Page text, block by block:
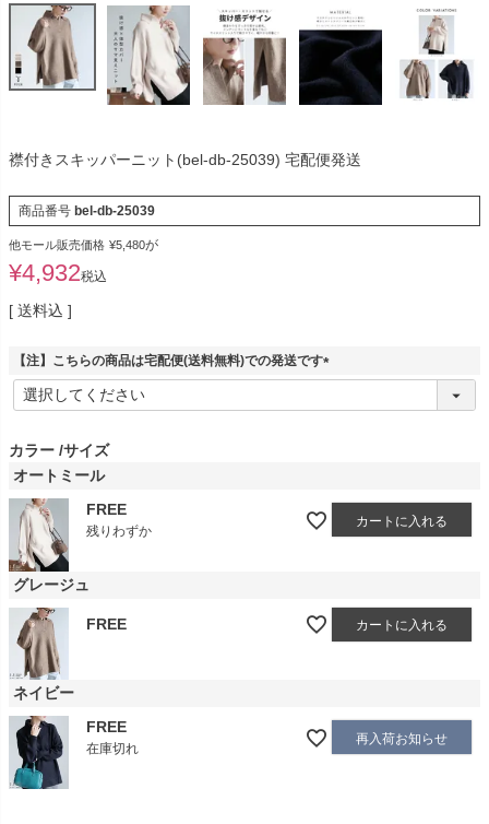
襟付きスキッパーニット(bel-db-25039) 宅配便発送
商品番号 bel-db-25039
他モール販売価格 ¥5,480が
¥4,932税込
送料込
【注】こちらの商品は宅配便(送料無料)での発送です
(
カラー サイズ
オートミール
FREE
残りわずか
カートに入れる
グレージュ
FREE カートに入れる
ネイビー
FREE
在庫切れ
再入荷お知らせ